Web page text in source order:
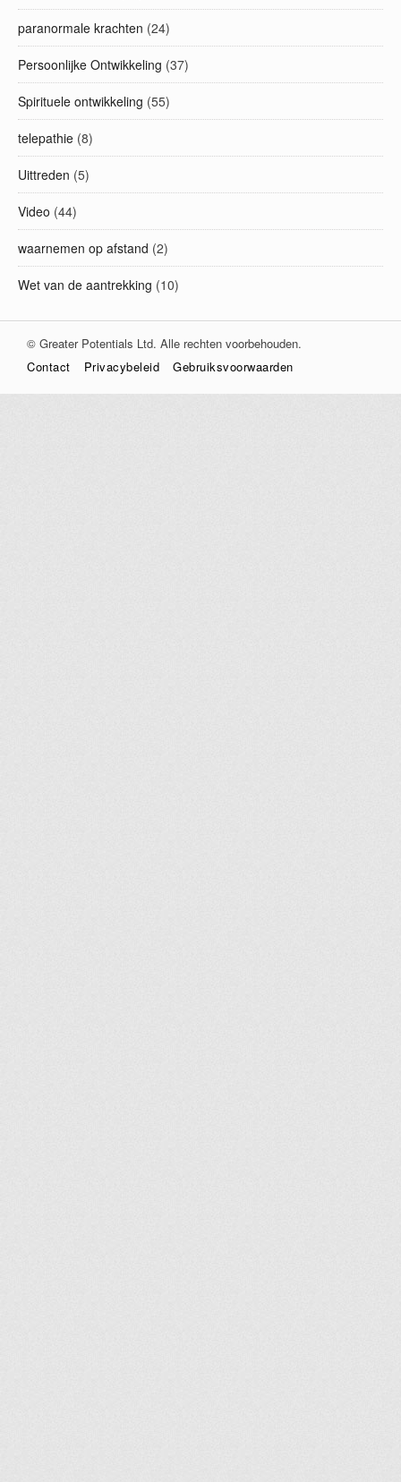
paranormale krachten (24)
Persoonlijke Ontwikkeling (37)
Spirituele ontwikkeling (55)
telepathie (8)
Uittreden (5)
Video (44)
waarnemen op afstand (2)
Wet van de aantrekking (10)
© Greater Potentials Ltd. Alle rechten voorbehouden.
Contact
Privacybeleid Gebruiksvoorwaarden